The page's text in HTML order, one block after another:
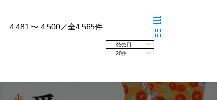
4,481 〜 4,500／全4,565件
20件